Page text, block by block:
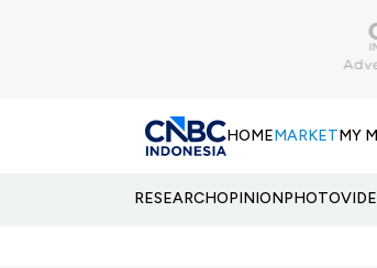
HOMEMARKETMY
RESEARCHOPINIONPHOTO